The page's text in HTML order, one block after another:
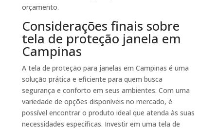
orçamento.
Considerações finais sobre
tela de proteção janela em
Campinas
A tela de proteção para janelas em Campinas é uma
solução prática e eficiente para quem busca
segurança e conforto em seus ambientes. Com uma
variedade de opções disponíveis no mercado, é
possível encontrar o produto ideal que atenda às suas
necessidades específicas. Investir em uma tela de